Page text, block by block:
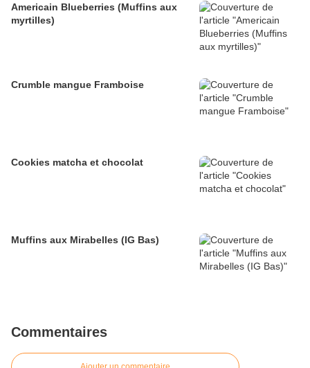
Americain Blueberries (Muffins aux
myrtilles)
Crumble mangue Framboise
Cookies matcha et chocolat
Muffins aux Mirabelles (IG Bas)
Commentaires